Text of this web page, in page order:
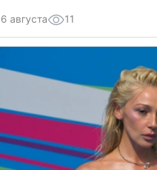
6 августа 11